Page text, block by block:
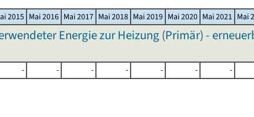
2015 Mai 2016 Mai 2017 Mai 2018 Mai 2019 Mai 2020 Mai 2021 Mai
Energie zur Heizung (Primär) -
- - - - - - -